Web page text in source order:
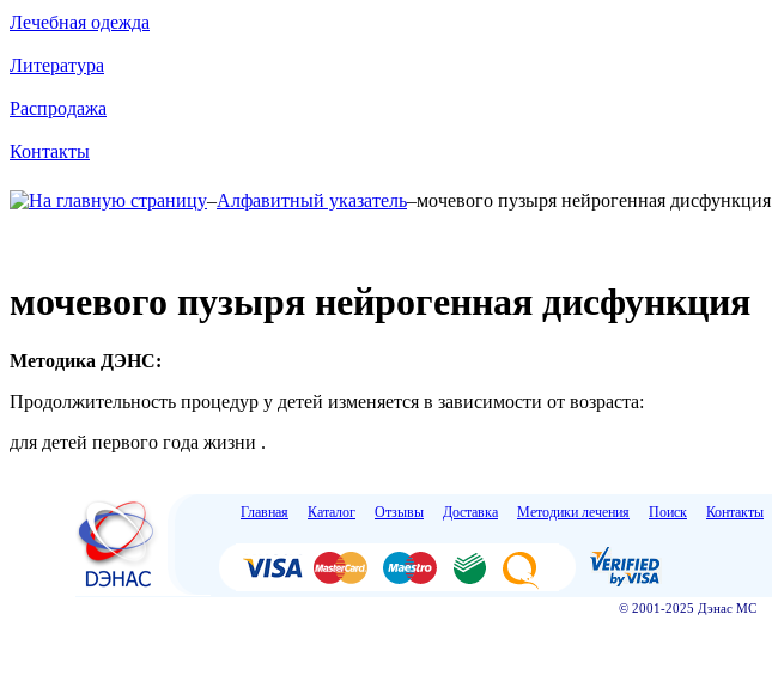
Лечебная одежда
Литература
Распродажа
Контакты
–Алфавитный указатель–мочевого пузыря нейрогенная дисфункция
мочевого пузыря нейрогенная дисфункция
Методика ДЭНС:
Продолжительность процедур у детей изменяется в зависимости от возраста:
для детей первого года жизни .
Главная Каталог Отзывы Доставка Методики лечения Поиск Контакты
© 2001-2025 Дэнас МС